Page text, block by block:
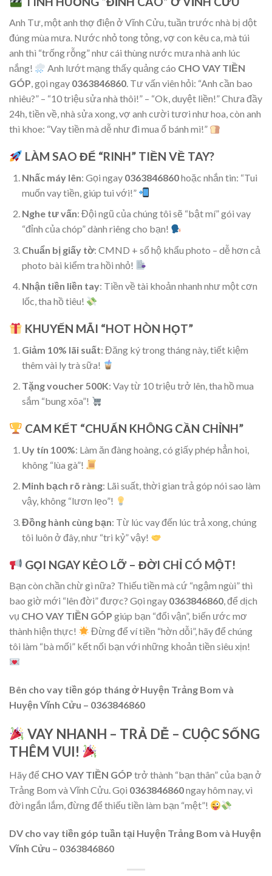
Anh Tư, một anh thợ điện ở Vĩnh Cửu, tuần trước nhà bị dột
đúng mùa mưa. Nước nhỏ tong tỏng, vợ con kêu ca, mà túi
anh thì “trống rỗng” như cái thùng nước mưa nhà anh lúc
nắng!
Anh lướt mạng thấy quảng cáo CHO VAY TIỀN
GÓP, gọi ngay 0363846860. Tư vấn viên hỏi: “Anh cần bao
nhiêu?” – “10 triệu sửa nhà thôi!” – “Ok, duyệt liền!” Chưa đầy
24h, tiền về, nhà sửa xong, vợ anh cười tươi như hoa, còn anh
thì khoe: “Vay tiền mà dễ như đi mua ổ bánh mì!”
LÀM SAO ĐỂ “RINH” TIỀN VỀ TAY?
Nhấc máy lên: Gọi ngay 0363846860hoặc nhắn tin: “Tui
muốn vay tiền, giúp tui với!”
Nghe tư vấn: Đội ngũ của chúng tôi sẽ “bật mí” gói vay
“đỉnh của chóp” dành riêng cho bạn!
Chuẩn bị giấy tờ: CMND + sổ hộ khẩu photo – dễ hơn cả
photo bài kiểm tra hồi nhỏ!
Nhận tiền liền tay: Tiền về tài khoản nhanh như một cơn
lốc, tha hồ tiêu!
KHUYẾN MÃI “HOT HÒN HỌT”
Giảm 10% lãi suất: Đăng ký trong tháng này, tiết kiệm
thêm vài ly trà sữa!
Tặng voucher 500K: Vay từ 10 triệu trở lên, tha hồ mua
sắm “bung xõa”!
CAM KẾT “CHUẨN KHÔNG CẦN CHỈNH”
Uy tín 100%: Làm ăn đàng hoàng, có giấy phép hẳn hoi,
không “lùa gà”!
Minh bạch rõ ràng: Lãi suất, thời gian trả góp nói sao làm
vậy, không “lươn lẹo”!
Đồng hành cùng bạn: Từ lúc vay đến lúc trả xong, chúng
tôi luôn ở đây, như “tri kỷ” vậy!
GỌI NGAY KẺO LỠ – ĐỜI CHỈ CÓ MỘT!
Bạn còn chần chừ gì nữa? Thiếu tiền mà cứ “ngậm ngùi” thì
bao giờ mới “lên đời” được? Gọi ngay 0363846860, để dịch
vụ CHO VAY TIỀN GÓP giúp bạn “đổi vận”, biến ước mơ
thành hiện thực!
Đừng để ví tiền “hờn dỗi”, hãy để chúng
tôi làm “bà mối” kết nối bạn với những khoản tiền siêu xịn!
Bên cho vay tiền góp tháng ở Huyện Trảng Bom và
Huyện Vĩnh Cửu – 0363846860
VAY NHANH – TRẢ DỄ – CUỘC SỐNG
THÊM VUI!
Hãy để CHO VAY TIỀN GÓP trở thành “bạn thân” của bạn ở
Trảng Bom và Vĩnh Cửu. Gọi 0363846860ngay hôm nay, vì
đời ngắn lắm, đừng để thiếu tiền làm bạn “mệt”!
DV cho vay tiền góp tuần tại Huyện Trảng Bom và Huyện
Vĩnh Cửu – 0363846860